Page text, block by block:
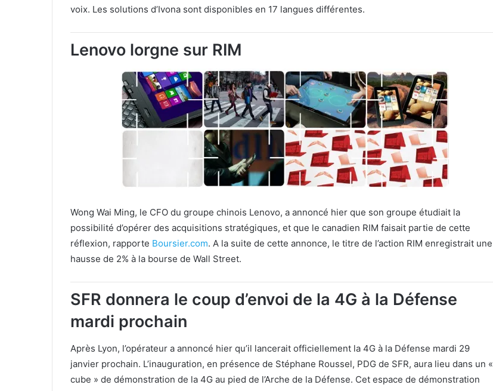
voix. Les solutions d’Ivona sont disponibles en 17 langues différentes.
Lenovo lorgne sur RIM
Wong Wai Ming, le CFO du groupe chinois Lenovo, a annoncé hier que son groupe étudiait la
possibilité d’opérer des acquisitions stratégiques, et que le canadien RIM faisait partie de cette
réflexion, rapporte Boursier.com. A la suite de cette annonce, le titre de l’action RIM enregistrait une
hausse de 2% à la bourse de Wall Street.
SFR donnera le coup d’envoi de la 4G à la Défense
mardi prochain
Après Lyon, l’opérateur a annoncé hier qu’il lancerait officiellement la 4G à la Défense mardi 29
janvier prochain. L’inauguration, en présence de Stéphane Roussel, PDG de SFR, aura lieu dans un «
cube » de démonstration de la 4G au pied de l’Arche de la Défense. Cet espace de démonstration